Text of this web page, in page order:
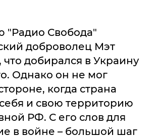
"Радио Свобода"
доброволец Мэт
что добирался в Украину
Однако он не мог
когда страна
и свою территорию
РФ. С его слов для
в войне – большой шаг